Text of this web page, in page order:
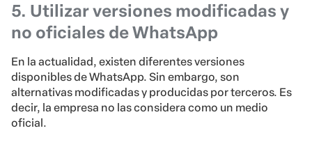
5. Utilizar versiones modificadas y
no oficiales de WhatsApp
En la actualidad, existen diferentes versiones
disponibles de WhatsApp. Sin embargo, son
alternativas modificadas y producidas por terceros. Es
decir, la empresa no las considera como un medio
oficial.